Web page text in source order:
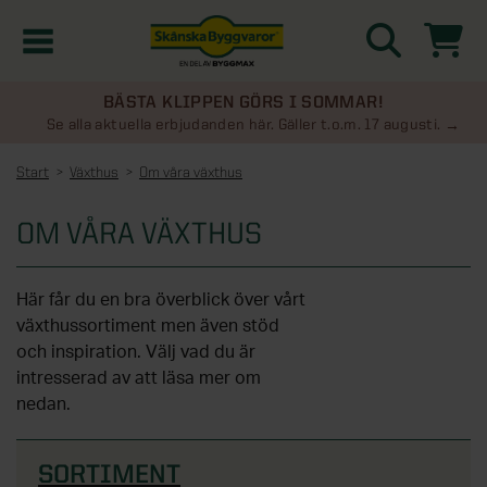
Kampanjer
Nyheter
Kontakta oss
KATEGORIER
Översikt - Kontakta oss
Vanliga frågor & svar
SE ÄVEN
Uterum
KATEGORIER
Översikt - Uterum
Uterumspaket
Växthus
Attefallshus
BÄSTA KLIPPEN GÖRS I SOMMAR!
Se alla aktuella erbjudanden här. Gäller t.o.m. 17 augusti.
Start Växthus Om våra växthus
OM VÅRA VÄXTHUS
Här får du en bra överblick över vårt
växthussortiment men även stöd
och inspiration. Välj vad du är
intresserad av att läsa mer om
nedan.
SORTIMENT